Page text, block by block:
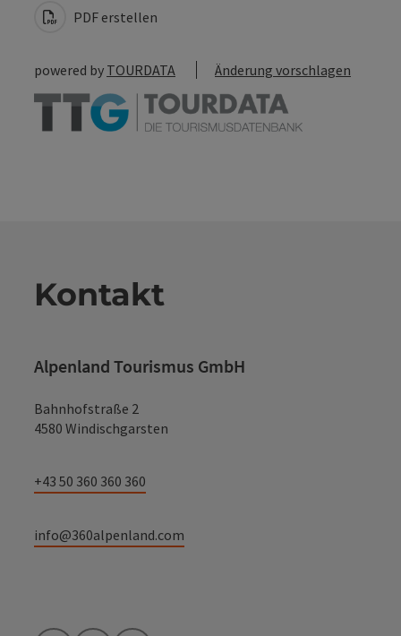
PDF erstellen
powered by TOURDATA Änderung vorschlagen
Kontakt
Alpenland Tourismus GmbH
Bahnhofstraße 2
4580 Windischgarsten
+43 50 360 360 360
info@360alpenland.com